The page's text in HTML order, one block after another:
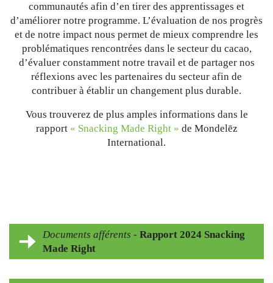
communautés afin d’en tirer des apprentissages et
d’améliorer notre programme. L’évaluation de nos progrès
et de notre impact nous permet de mieux comprendre les
problématiques rencontrées dans le secteur du cacao,
d’évaluer constamment notre travail et de partager nos
réflexions avec les partenaires du secteur afin de
contribuer à établir un changement plus durable.
Vous trouverez de plus amples informations dans le
rapport « Snacking Made Right » de Mondelēz
International.
Documents afférents -Rapport 2024 Snacking
Made Right